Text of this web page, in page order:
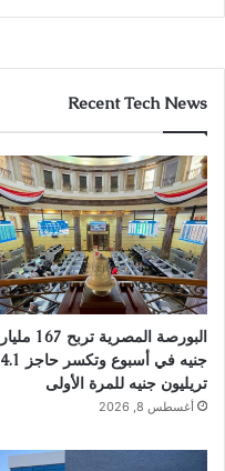
Recent Tech News
البورصة المصرية تربح 167 مليار
جنيه في أسبوع وتكسر حاجز 4.1
تريليون جنيه للمرة الأولى
أغسطس 8, 2026